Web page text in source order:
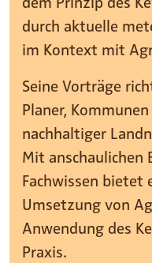
durch aktuelle
im Kontext mit
Seine Vorträge
Planer,
nachhaltiger
Mit anschaulichen
Fachwissen bietet
Umsetzung von
Anwendung des
Praxis.